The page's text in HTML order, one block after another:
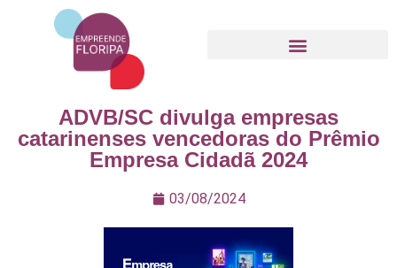
ADVB/SC divulga empresas
catarinenses vencedoras do Prêmio
Empresa Cidadã 2024
03/08/2024